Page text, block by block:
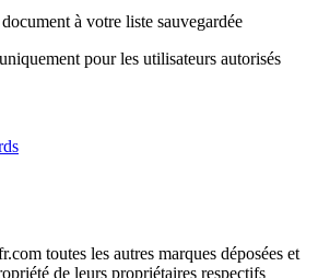
à votre liste sauvegardée
pour les utilisateurs autorisés
toutes les autres marques déposées et
de leurs propriétaires respectifs